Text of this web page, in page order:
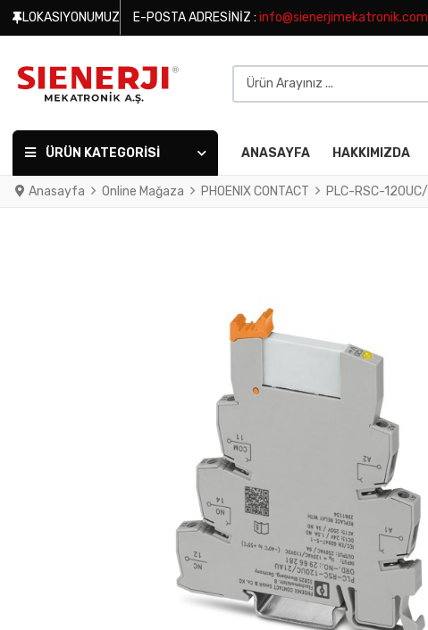
LOKASIYONUMUZ E-POSTA ADRESINIZ : info@sienerjimekatronik.com
Ürün Arayınız ...
ÜRÜN KATEGORISI ANASAYFA HAKKIMIZDA
Anasayfa Online Mağaza PHOENIX CONTACT